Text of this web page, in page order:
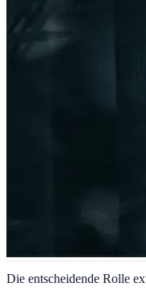
Testmanagement &
Die entscheidende Rolle